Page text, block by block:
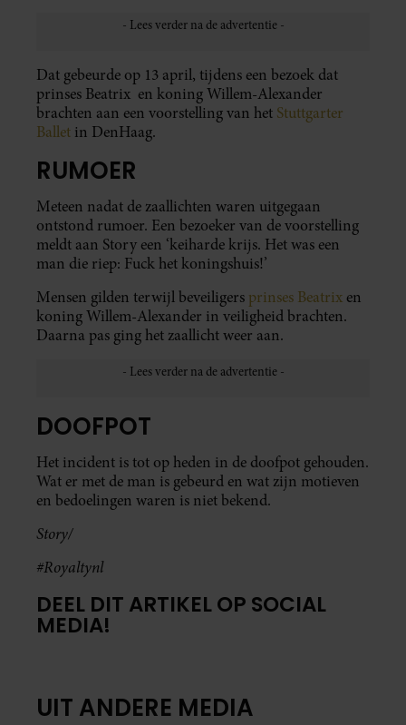
Dat gebeurde op 13 april, tijdens een bezoek dat
prinses Beatrix en koning Willem-Alexander
brachten aan een voorstelling van het Stuttgarter
Ballet in DenHaag.
RUMOER
Meteen nadat de zaallichten waren uitgegaan
ontstond rumoer. Een bezoeker van de voorstelling
meldt aan Story een ‘keiharde krijs. Het was een
man die riep: Fuck het koningshuis!’
Mensen gilden terwijl beveiligers prinses Beatrix en
koning Willem-Alexander in veiligheid brachten.
Daarna pas ging het zaallicht weer aan.
DOOFPOT
Het incident is tot op heden in de doofpot gehouden.
Wat er met de man is gebeurd en wat zijn motieven
en bedoelingen waren is niet bekend.
Story/
#Royaltynl
DEEL DIT ARTIKEL OP SOCIAL
MEDIA!
UIT ANDERE MEDIA